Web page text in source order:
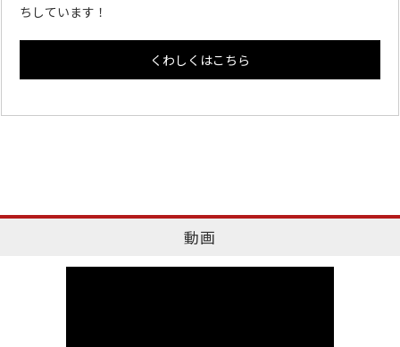
ちしています！
くわしくはこちら
動画